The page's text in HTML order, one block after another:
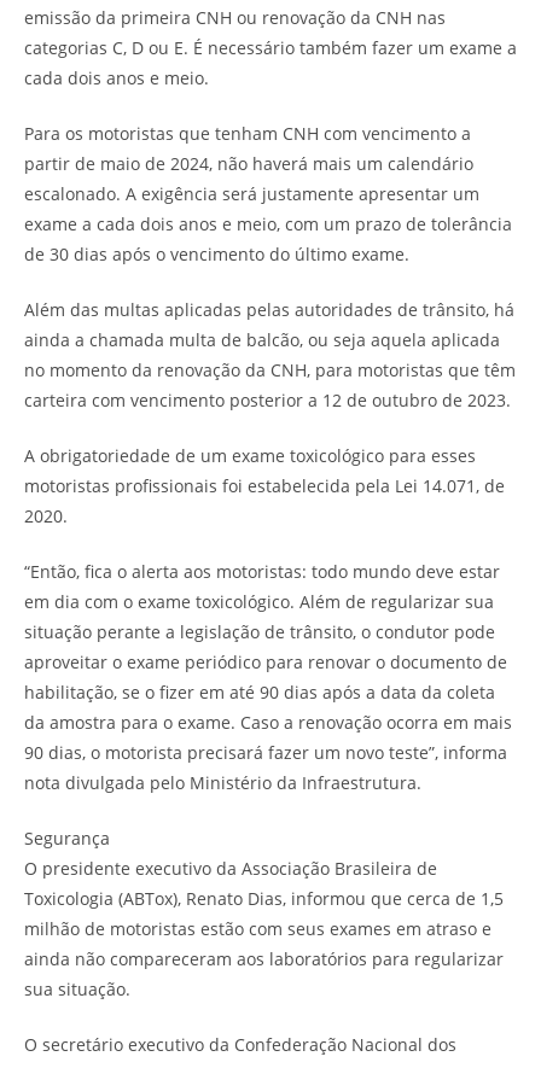
emissão da primeira CNH ou renovação da CNH nas
categorias C, D ou E. É necessário também fazer um exame a
cada dois anos e meio.
Para os motoristas que tenham CNH com vencimento a
partir de maio de 2024, não haverá mais um calendário
escalonado. A exigência será justamente apresentar um
exame a cada dois anos e meio, com um prazo de tolerância
de 30 dias após o vencimento do último exame.
Além das multas aplicadas pelas autoridades de trânsito, há
ainda a chamada multa de balcão, ou seja aquela aplicada
no momento da renovação da CNH, para motoristas que têm
carteira com vencimento posterior a 12 de outubro de 2023.
A obrigatoriedade de um exame toxicológico para esses
motoristas profissionais foi estabelecida pela Lei 14.071, de
2020.
“Então, fica o alerta aos motoristas: todo mundo deve estar
em dia com o exame toxicológico. Além de regularizar sua
situação perante a legislação de trânsito, o condutor pode
aproveitar o exame periódico para renovar o documento de
habilitação, se o fizer em até 90 dias após a data da coleta
da amostra para o exame. Caso a renovação ocorra em mais
90 dias, o motorista precisará fazer um novo teste”, informa
nota divulgada pelo Ministério da Infraestrutura.
Segurança
O presidente executivo da Associação Brasileira de
Toxicologia (ABTox), Renato Dias, informou que cerca de 1,5
milhão de motoristas estão com seus exames em atraso e
ainda não compareceram aos laboratórios para regularizar
sua situação.
O secretário executivo da Confederação Nacional dos